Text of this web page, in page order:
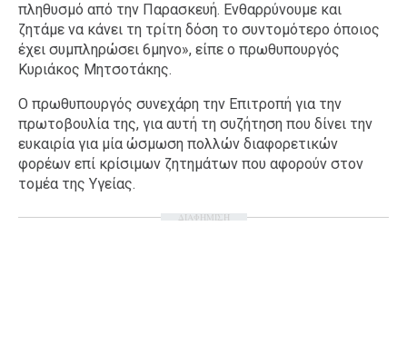
πληθυσμό από την Παρασκευή. Ενθαρρύνουμε και
ζητάμε να κάνει τη τρίτη δόση το συντομότερο όποιος
έχει συμπληρώσει 6μηνο», είπε ο πρωθυπουργός
Κυριάκος Μητσοτάκης.
Ο πρωθυπουργός συνεχάρη την Επιτροπή για την
πρωτοβουλία της, για αυτή τη συζήτηση που δίνει την
ευκαιρία για μία ώσμωση πολλών διαφορετικών
φορέων επί κρίσιμων ζητημάτων που αφορούν στον
τομέα της Υγείας.
ΔΙΑΦΗΜΙΣΗ